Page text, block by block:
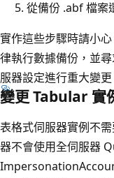
從備份 .abf 檔案
實作這些步驟時請小
律執行數據備份，並
服器設定進行重大變更
變更 Tabular 實
表格式伺服器實例不
器不會使用全伺服器